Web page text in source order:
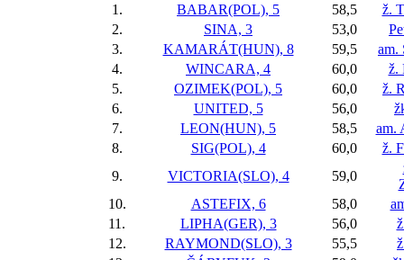
1.
BABAR(POL), 5 58,5
ž.
2.
SINA, 3 53,0
3.
KAMARÁT(HUN), 8 59,5
am.
4.
WINCARA, 4 60,0
ž.
5.
OZIMEK(POL), 5 60,0
ž.
6.
UNITED, 5 56,0
7.
LEON(HUN), 5 58,5
am.
8.
SIG(POL), 4 60,0
ž.
9.
VICTORIA(SLO), 4 59,0
10.
ASTEFIX, 6 58,0
11.
LIPHA(GER), 3 56,0
12.
RAYMOND(SLO), 3 55,5